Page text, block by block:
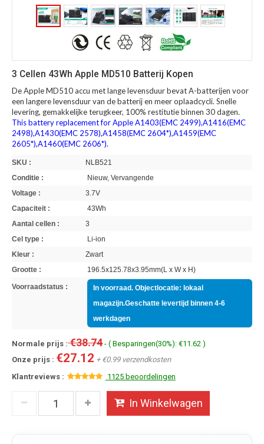
3 Cellen 43Wh Apple MD510 Batterij Kopen
De Apple MD510 accu met lange levensduur bevat A-batterijen voor
een langere levensduur van de batterij en meer oplaadcycli. Snelle
levering, gemakkelijke terugkeer, 100% restitutie binnen 30 dagen.
This battery replacement for Apple A1403(EMC 2499),A1416(EMC
2498),A1430(EMC 2578),A1458(EMC 2604*),A1459(EMC
2605*),A1460(EMC 2606*).
SKU :
NLB521
Conditie :
Nieuw, Vervangende
Voltage :
3.7V
Capaciteit :
43Wh
Aantal cellen :
3
Cel type :
Li-ion
Kleur :
Zwart
Grootte :
196.5x125.78x3.95mm(L x W x H)
Voorraadstatus :
In voorraad. Objectlocatie: lokaal
magazijn.Geschatte levertijd binnen 4-6
werkdagen
Normale prijs :€38.74 - ( Besparingen(30%): €11.62 )
Onze prijs : €27.12 + €0.99 verzendkosten
Klantreviews :
1125 beoordelingen
In Winkelwagen